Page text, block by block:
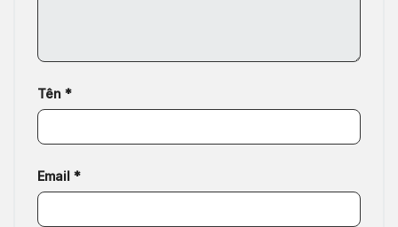
Tên *
Email *